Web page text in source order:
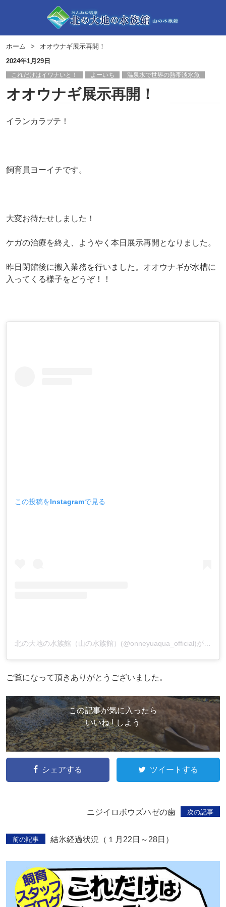
ホーム
オオウナギ展示再開！
2024年1月29日
これだけはイワナいと！ よーいち 温泉水で世界の熱帯淡水魚
オオウナギ展示再開！
イランカラ プテ！
飼育員ヨーイチです。
大変お待たせしました！
ケガの治療を終え、ようやく本日展示再開となりました。
昨日閉館後に搬入業務を行いました。オオウナギが水槽に
入ってくる様子をどうぞ！！
この投稿をInstagramで見る
北の大地の水族館（山の水族館）(@onneyuaqua_official)がシェアした投稿
ご覧になって頂きありがとうございました。
この記事が気に入ったら
いいね ! しよう
シェアする ツイートする
次の記事
ニジイロボウズハゼの歯
前の記事 結氷経過状況（１月22日～28日）